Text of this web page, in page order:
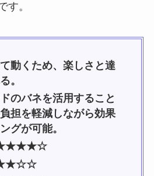
す。
動くため、楽しさと達
。
のバネを活用すること
担を軽減しながら効果
グが可能。
★★★★☆